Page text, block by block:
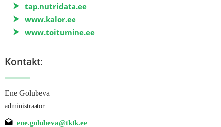
tap.nutridata.ee
www.kalor.ee
www.toitumine.ee
Kontakt:
Ene Golubeva
administraator
ene.golubeva@tktk.ee